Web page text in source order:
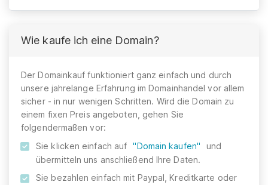
Wie kaufe ich eine Domain?
Der Domainkauf funktioniert ganz einfach und durch
unsere jahrelange Erfahrung im Domainhandel vor allem
sicher - in nur wenigen Schritten. Wird die Domain zu
einem fixen Preis angeboten, gehen Sie
folgendermaßen vor:
Sie klicken einfach auf
"Domain kaufen"
und
übermitteln uns anschließend Ihre Daten.
Sie bezahlen einfach mit Paypal, Kreditkarte oder